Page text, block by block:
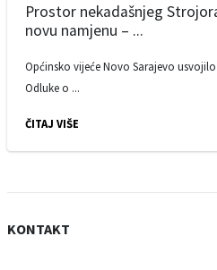
Prostor nekadašnjeg
novu namjenu – ...
Općinsko vijeće Novo Sarajevo
Odluke o ...
ČITAJ VIŠE
KONTAKT